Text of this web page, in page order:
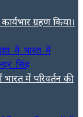
ग्रहण किया।
में परिवर्तन की